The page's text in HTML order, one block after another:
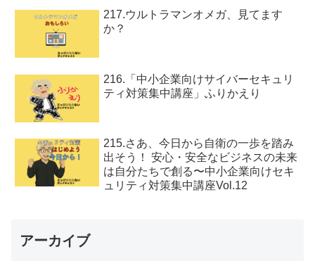
217.ウルトラマンオメガ、見てます
か？
216.「中小企業向けサイバーセキュリ
ティ対策集中講座」ふりかえり
215.さあ、今日から自衛の一歩を踏み
出そう！ 安心・安全なビジネスの未来
は自分たちで創る〜中小企業向けセキ
ュリティ対策集中講座Vol.12
アーカイブ